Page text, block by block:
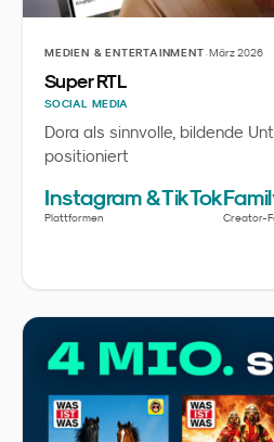
MEDIEN & ENTERTAINMENT·März 2026
Super RTL
SOCIAL MEDIA
Dora als sinnvolle, bildende
positioniert
Instagram & TikTok
Plattformen Creator-